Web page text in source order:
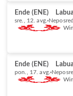
Ende (ENE)
sre., 12. avg.
Ende (ENE)
pon., 17. avg.